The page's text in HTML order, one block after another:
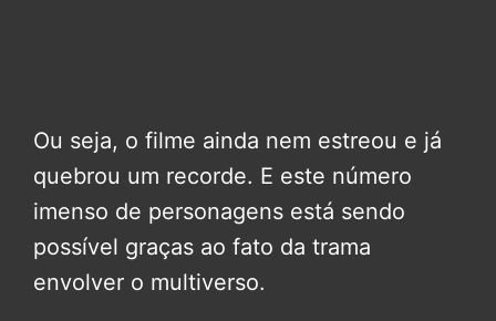
Ou seja, o filme ainda nem estreou e já
quebrou um recorde. E este número
imenso de personagens está sendo
possível graças ao fato da trama
envolver o multiverso.